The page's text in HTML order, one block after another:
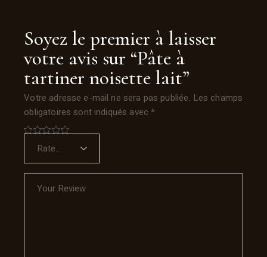
Soyez le premier à laisser
votre avis sur “Pâte à
tartiner noisette lait”
Votre adresse e-mail ne sera pas publiée. Les champs
obligatoires sont indiqués avec*